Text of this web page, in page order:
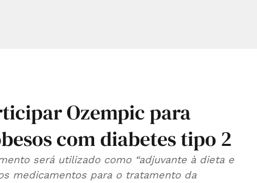
Ozempic para
com diabetes tipo 2
será utilizado como “adjuvante à dieta e
medicamentos para o tratamento da